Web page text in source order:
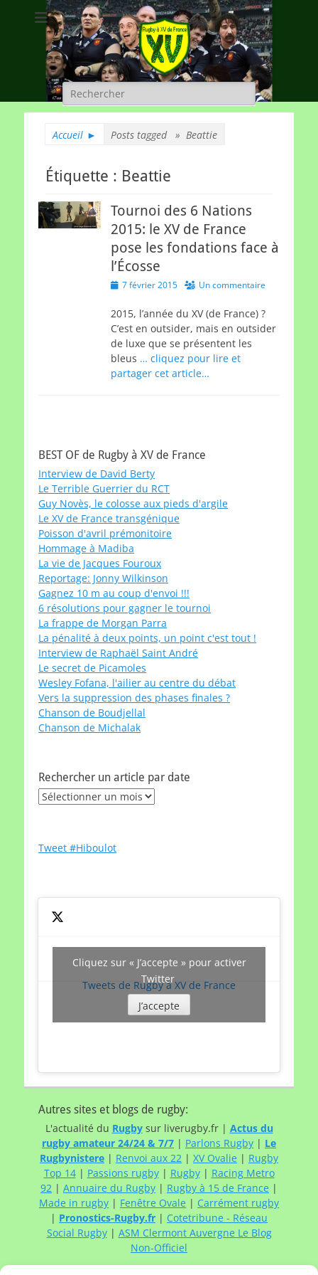
Rugby à XV de
France
A chacun son rugby
Rechercher :
Accueil ► Posts tagged » Beattie
Étiquette : Beattie
Tournoi des 6 Nations
2015: le XV de France
pose les fondations face à
l’Écosse
Posted7 février 2015 Un commentaire
2015, l’année du XV (de France) ?
C’est en outsider, mais en outsider
de luxe que se présentent les
bleus … cliquez pour lire et
partager cet article…
BEST OF de Rugby à XV de France
Interview de David Berty
Le Terrible Guerrier du RCT
Guy Novès, le colosse aux pieds d'argile
Le XV de France transgénique
Poisson d'avril prémonitoire
Hommage à Madiba
La vie de Jacques Fouroux
Reportage: Jonny Wilkinson
Gagnez 10 m au coup d'envoi !!!
6 résolutions pour gagner le tournoi
La frappe de Morgan Parra
La pénalité à deux points, un point c'est tout !
Interview de Raphaël Saint André
Le secret de Picamoles
Wesley Fofana, l'ailier au centre du débat
Vers la suppression des phases finales ?
Chanson de Boudjellal
Chanson de Michalak
Rechercher un article par date
Rechercher
date
Tweet #Hiboulot
Tweets de Rugby à XV de France
Cliquez sur « J’accepte » pour activer
Twitter
J’accepte
Autres sites et blogs de rugby:
L'actualité du Rugbysur liverugby.fr | Actus du
rugby amateur 24/24 & 7/7 | Parlons Rugby | Le
Rugbynistere | Renvoi aux 22 | XV Ovalie | Rugby
Top 14| Passions rugby| Rugby| Racing Metro
92 | Annuaire du Rugby | Rugby à 15 de France |
Made in rugby | Fenêtre Ovale | Carrément rugby
| Pronostics-Rugby.fr | Cotetribune - Réseau
Social Rugby| ASM Clermont Auvergne Le Blog
Non-Officiel